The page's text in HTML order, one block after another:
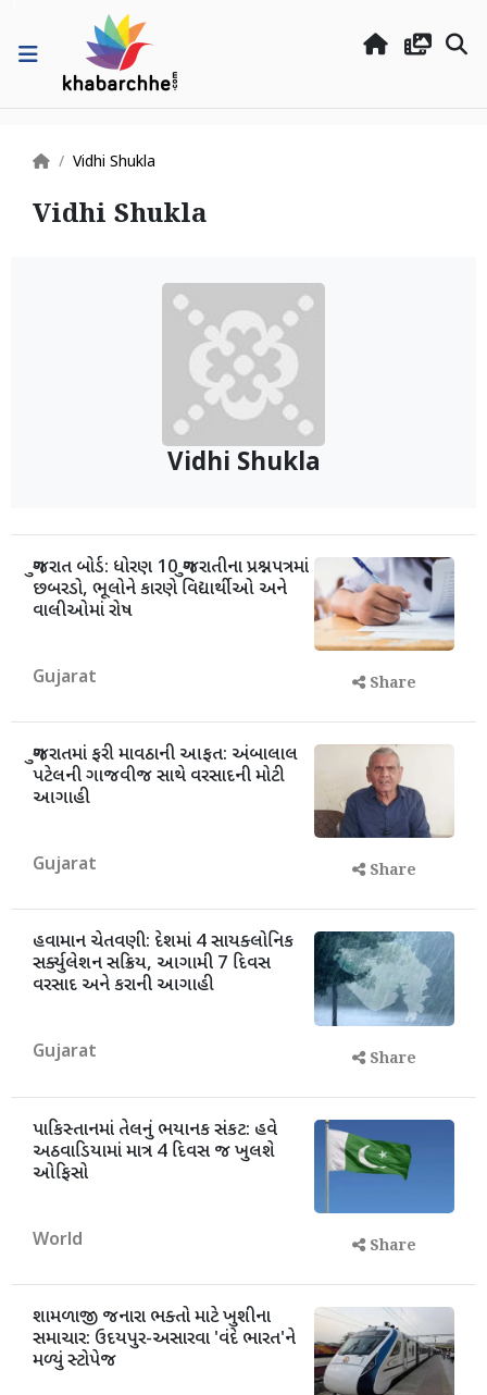
Vidhi Shukla
Vidhi Shukla
Vidhi Shukla
ગુજરાત બોર્ડ: ધોરણ 10 ગુજરાતીના પ્રશ્નપત્રમાં
છબરડો, ભૂલોને કારણે વિદ્યાર્થીઓ અને
વાલીઓમાં રોષ
Gujarat Share
ગુજરાતમાં ફરી માવઠાની આફત: અંબાલાલ
પટેલની ગાજવીજ સાથે વરસાદની મોટી
આગાહી
Gujarat Share
હવામાન ચેતવણી: દેશમાં 4 સાયક્લોનિક
સર્ક્યુલેશન સક્રિય, આગામી 7 દિવસ
વરસાદ અને કરાની આગાહી
Gujarat Share
પાકિસ્તાનમાં તેલનું ભયાનક સંકટ: હવે
અઠવાડિયામાં માત્ર 4 દિવસ જ ખુલશે
ઓફિસો
World Share
શામળાજી જનારા ભક્તો માટે ખુશીના
સમાચાર: ઉદયપુર-અસારવા 'વંદે ભારત'ને
મળ્યું સ્ટોપેજ